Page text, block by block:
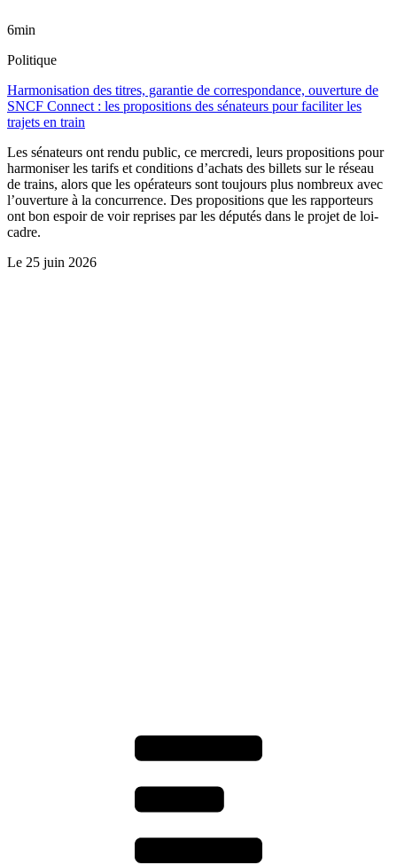
6min
Politique
Harmonisation des titres, garantie de correspondance, ouverture de
SNCF Connect : les propositions des sénateurs pour faciliter les
trajets en train
Les sénateurs ont rendu public, ce mercredi, leurs propositions pour
harmoniser les tarifs et conditions d’achats des billets sur le réseau
de trains, alors que les opérateurs sont toujours plus nombreux avec
l’ouverture à la concurrence. Des propositions que les rapporteurs
ont bon espoir de voir reprises par les députés dans le projet de loi-
cadre.
Le 25 juin 2026